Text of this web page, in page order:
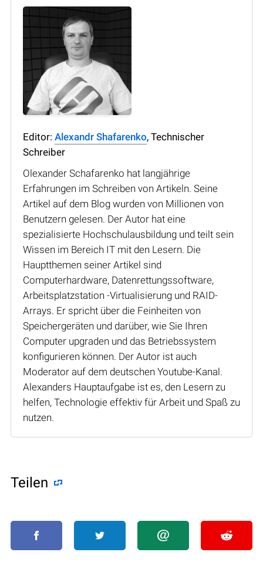
Editor: Alexandr Shafarenko, Technischer
Schreiber
Olexander Schafarenko hat langjährige
Erfahrungen im Schreiben von Artikeln. Seine
Artikel auf dem Blog wurden von Millionen von
Benutzern gelesen. Der Autor hat eine
spezialisierte Hochschulausbildung und teilt sein
Wissen im Bereich IT mit den Lesern. Die
Hauptthemen seiner Artikel sind
Computerhardware, Datenrettungssoftware,
Arbeitsplatzstation -Virtualisierung und RAID-
Arrays. Er spricht über die Feinheiten von
Speichergeräten und darüber, wie Sie Ihren
Computer upgraden und das Betriebssystem
konfigurieren können. Der Autor ist auch
Moderator auf dem deutschen Youtube-Kanal.
Alexanders Hauptaufgabe ist es, den Lesern zu
helfen, Technologie effektiv für Arbeit und Spaß zu
nutzen.
Teilen